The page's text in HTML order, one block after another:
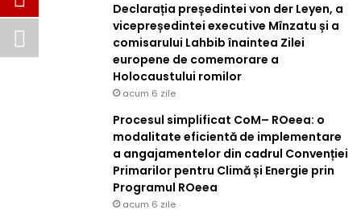
Declarația președintei von der Leyen, a
vicepreședintei executive Mînzatu și a
comisarului Lahbib înaintea Zilei
europene de comemorare a
Holocaustului romilor
acum 6 zile
Procesul simplificat CoM– ROeea: o
modalitate eficientă de implementare
a angajamentelor din cadrul Convenției
Primarilor pentru Climă și Energie prin
Programul ROeea
acum 6 zile